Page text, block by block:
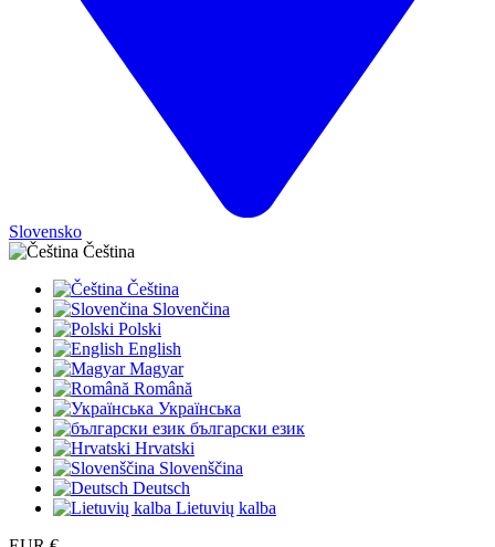
Slovensko
Čeština
Čeština
Slovenčina
Polski
English
Magyar
Română
Українська
български език
Hrvatski
Slovenščina
Deutsch
Lietuvių kalba